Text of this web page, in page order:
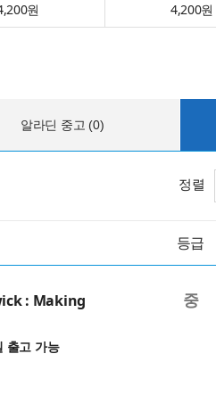
원 4,200원
알라딘 중고 (0)
정렬
등급
: Making
출고 가능
중